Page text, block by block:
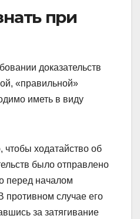
при
доказательств
«правильной»
иметь в виду
ходатайство об
было отправлено
перед началом
противном случае его
за затягивание